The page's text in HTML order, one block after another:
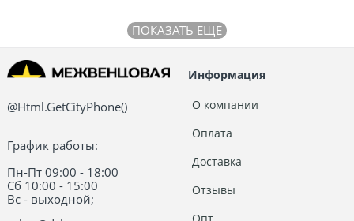
ПОКАЗАТЬ ЕЩЕ
@Html.GetCityPhone()
График работы:
Пн-Пт 09:00 - 18:00
Сб 10:00 - 15:00
Вс - выходной;
Информация
О компании
Оплата
Доставка
Отзывы